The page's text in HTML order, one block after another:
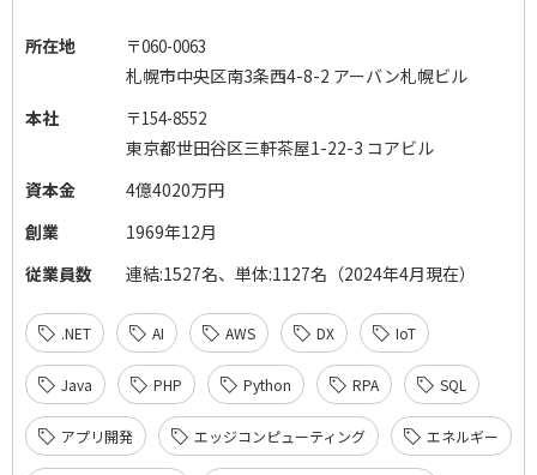
所在地 〒060-0063
札幌市中央区南3条西4-8-2 アーバン札幌ビル
本社
〒154-8552
東京都世田谷区三軒茶屋1-22-3 コアビル
資本金
4億4020万円
創業
1969年12月
従業員数
連結:1527名、単体:1127名（2024年4月現在）
.NET AI AWS DX IoT
Java PHP Python RPA SQL
アプリ開発 エッジコンピューティング エネルギー